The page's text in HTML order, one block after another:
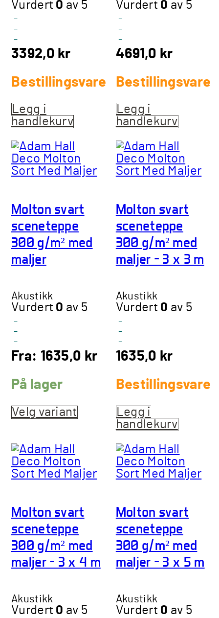
Vurdert 0 av 5
-
-
-
3392,0 kr
Bestillingsvare
Legg i
handlekurv
Vurdert 0 av 5
-
-
-
4691,0 kr
Bestillingsvare
Legg i
handlekurv
Molton svart
sceneteppe
300 g/m² med
maljer
Akustikk
Vurdert 0 av 5
-
-
-
Fra: 1635,0 kr
På lager
Velg variant
produktet
varianter.
Alternativene
på
produktsiden
Molton svart
sceneteppe
300 g/m² med
maljer – 3 x 3 m
Akustikk
Vurdert 0 av 5
-
-
-
1635,0 kr
Bestillingsvare
Legg i
handlekurv
Molton svart
sceneteppe
300 g/m² med
maljer – 3 x 4 m
Akustikk
Vurdert 0 av 5
Molton svart
sceneteppe
300 g/m² med
maljer – 3 x 5 m
Akustikk
Vurdert 0 av 5